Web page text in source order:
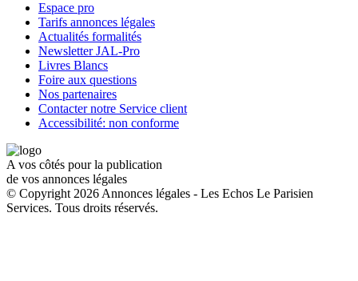
Espace pro
Tarifs annonces légales
Actualités formalités
Newsletter JAL-Pro
Livres Blancs
Foire aux questions
Nos partenaires
Contacter notre Service client
Accessibilité: non conforme
A vos côtés pour la publication
de vos annonces légales
© Copyright 2026 Annonces légales - Les Echos Le Parisien
Services. Tous droits réservés.